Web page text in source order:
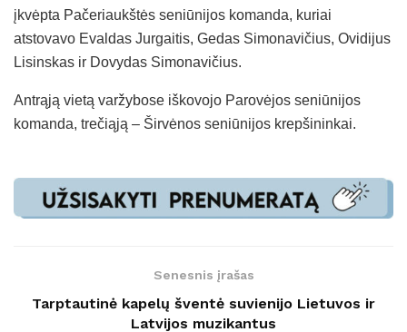
įkvėpta Pačeriaukštės seniūnijos komanda, kuriai
atstovavo Evaldas Jurgaitis, Gedas Simonavičius, Ovidijus
Lisinskas ir Dovydas Simonavičius.
Antrąją vietą varžybose iškovojo Parovėjos seniūnijos
komanda, trečiąją – Širvėnos seniūnijos krepšininkai.
Senesnis įrašas
Tarptautinė kapelų šventė suvienijo Lietuvos ir
Latvijos muzikantus